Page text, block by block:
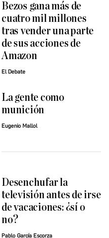
Bezos gana más de
cuatro mil millones
tras vender una parte
de sus acciones de
Amazon
El Debate
La gente como
munición
Eugenio Mallol
Desenchufar la
televisión antes de irse
de vacaciones: ¿sí o
no?
Pablo García Escorza